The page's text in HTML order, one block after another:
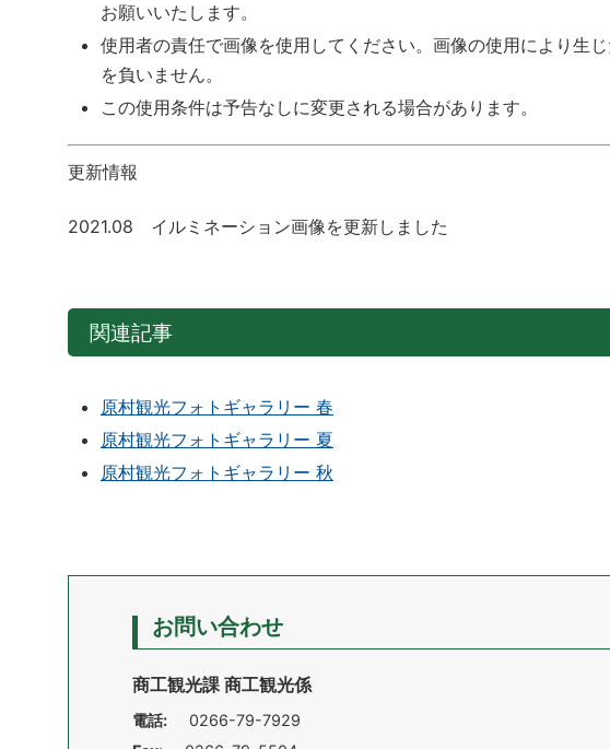
お願いいたします。
使用者の責任で画像を使用してください。画像の使用により生
を負いません。
この使用条件は予告なしに変更される場合があります。
更新情報
2021.08 イルミネーション画像を更新しました
関連記事
原村観光フォトギャラリー 春
原村観光フォトギャラリー 夏
原村観光フォトギャラリー 秋
お問い合わせ
商工観光課 商工観光係
電話:
0266-79-7929